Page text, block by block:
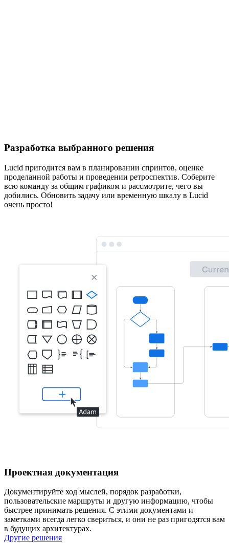
Разработка выбранного решения
Lucid пригодится вам в планировании спринтов, оценке
проделанной работы и проведении ретроспектив. Соберите
всю команду за общим графиком и рассмотрите, чего вы
добились. Обновить задачу или временную шкалу в Lucid
очень просто!
Проектная документация
Документируйте ход мыслей, порядок разработки,
пользовательские маршруты и другую информацию, чтобы
быстрее принимать решения. С этими документами и
заметками всегда легко свериться, и они не раз пригодятся вам
в будущих архитектурах.
Другие решения